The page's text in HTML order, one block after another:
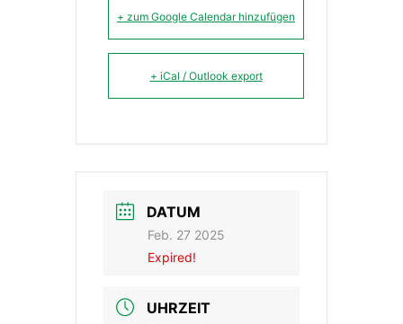
+ zum Google Calendar hinzufügen
+ iCal / Outlook export
DATUM
Feb. 27 2025
Expired!
UHRZEIT